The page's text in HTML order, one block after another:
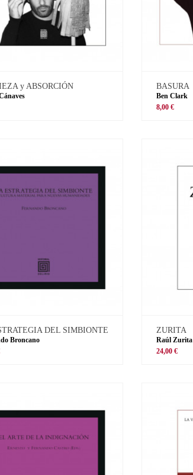
y ABSORCIÓN BASURA
Ben Clark
8,00 €
DEL SIMBIONTE
Broncano
ZURITA
Raúl Zurita
24,00 €